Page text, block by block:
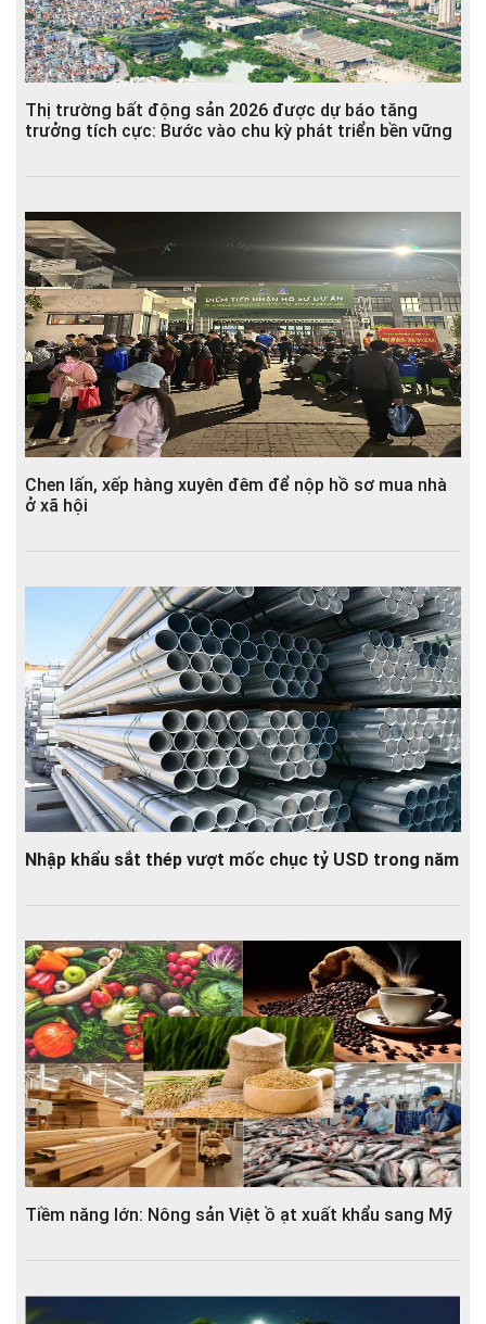
Thị trường bất động sản 2026 được dự báo tăng
trưởng tích cực: Bước vào chu kỳ phát triển bền vững
Chen lấn, xếp hàng xuyên đêm để nộp hồ sơ mua nhà
ở xã hội
Nhập khẩu sắt thép vượt mốc chục tỷ USD trong năm
Tiềm năng lớn: Nông sản Việt ồ ạt xuất khẩu sang Mỹ